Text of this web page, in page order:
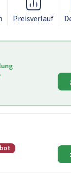
Preisverlauf